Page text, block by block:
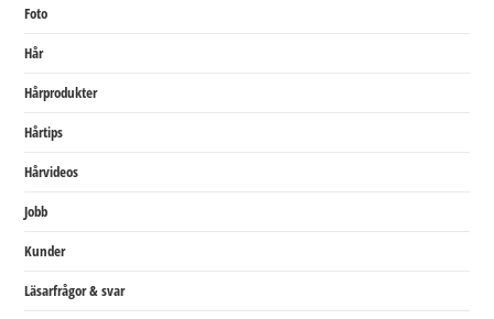
Foto
Hår
Hårprodukter
Hårtips
Hårvideos
Jobb
Kunder
Läsarfrågor & svar